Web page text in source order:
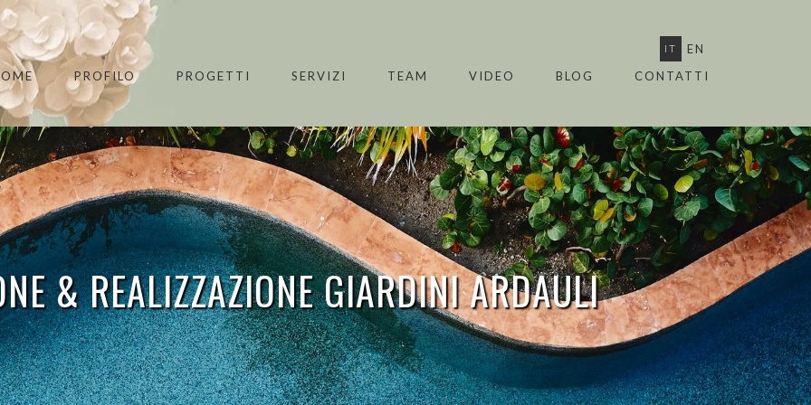
IT
EN
PROFILO PROGETTI SERVIZI TEAM VIDEO BLOG CONTATTI
& REALIZZAZIONE GIARDINIARDAULI